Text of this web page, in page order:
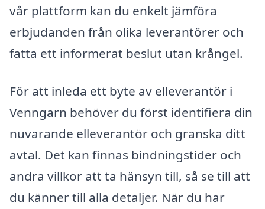
vår plattform kan du enkelt jämföra
erbjudanden från olika leverantörer och
fatta ett informerat beslut utan krångel.
För att inleda ett byte av elleverantör i
Venngarn behöver du först identifiera din
nuvarande elleverantör och granska ditt
avtal. Det kan finnas bindningstider och
andra villkor att ta hänsyn till, så se till att
du känner till alla detaljer. När du har